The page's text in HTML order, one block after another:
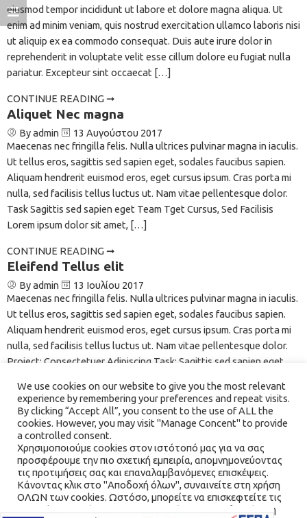
eiusmod tempor incididunt ut labore et dolore magna aliqua. Ut
enim ad minim veniam, quis nostrud exercitation ullamco laboris nisi
ut aliquip ex ea commodo consequat. Duis aute irure dolor in
reprehenderit in voluptate velit esse cillum dolore eu fugiat nulla
pariatur. Excepteur sint occaecat […]
CONTINUE READING ➞
Aliquet Nec magna
By admin
13 Αυγούστου 2017
Maecenas nec fringilla felis. Nulla ultrices pulvinar magna in iaculis.
Ut tellus eros, sagittis sed sapien eget, sodales faucibus sapien.
Aliquam hendrerit euismod eros, eget cursus ipsum. Cras porta mi
nulla, sed facilisis tellus luctus ut. Nam vitae pellentesque dolor.
Task Sagittis sed sapien eget Team Tget Cursus, Sed Facilisis
Lorem ipsum dolor sit amet, […]
CONTINUE READING ➞
Eleifend Tellus elit
By admin
13 Ιουλίου 2017
Maecenas nec fringilla felis. Nulla ultrices pulvinar magna in iaculis.
Ut tellus eros, sagittis sed sapien eget, sodales faucibus sapien.
Aliquam hendrerit euismod eros, eget cursus ipsum. Cras porta mi
nulla, sed facilisis tellus luctus ut. Nam vitae pellentesque dolor.
Project: Consectetuer Adipiscing Task: Sagittis sed sapien eget
CONTINUE READING ➞
We use cookies on our website to give you the most relevant
experience by remembering your preferences and repeat visits.
By clicking “Accept All”, you consent to the use of ALL the
cookies. However, you may visit "Manage Concent" to provide
a controlled consent.
Χρησιμοποιούμε cookies στον ιστότοπό μας για να σας
προσφέρουμε την πιο σχετική εμπειρία, απομνημονεύοντας
τις προτιμήσεις σας και επαναλαμβανόμενες επισκέψεις.
Κάνοντας κλικ στο "Αποδοχή όλων", συναινείτε στη χρήση
ΟΛΩΝ των cookies. Ωστόσο, μπορείτε να επισκεφτείτε τις
"Διαχείριση Συνέναισης" για να παράσχετε μια ελεγχόμενη